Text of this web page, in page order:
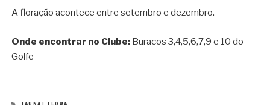
A floração acontece entre setembro e dezembro.
Onde encontrar no Clube:Buracos 3,4,5,6,7,9 e 10 do
Golfe
CATEGORIAS
FAUNA E FLORA